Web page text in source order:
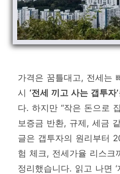
가격은 꿈틀대고, 전세는
시 ‘전세 끼고 사는 갭투자’
다. 하지만 “작은 돈으로
보증금 반환, 규제, 세금
글은 갭투자의 원리부터
험 체크, 전세가율 리스크
정리했습니다. 읽고 나면